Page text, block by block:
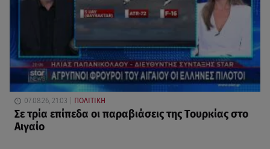
07.08.26, 21:03 ΠΟΛΙΤΙΚΗ
Σε τρία επίπεδα οι παραβιάσεις της Τουρκίας στο
Αιγαίο